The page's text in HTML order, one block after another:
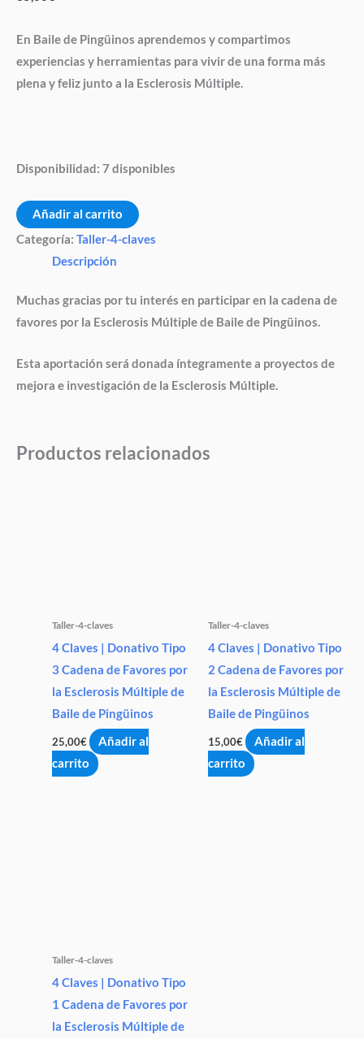
En Baile de Pingüinos aprendemos y compartimos
experiencias y herramientas para vivir de una forma más
plena y feliz junto a la Esclerosis Múltiple.
Disponibilidad: 7 disponibles
Baile
de
Pingüinos
Añadir al carrito
Categoría: Taller-4-claves
Descripción
Muchas gracias por tu interés en participar en la cadena de
favores por la Esclerosis Múltiple de Baile de Pingüinos.
Esta aportación será donada íntegramente a proyectos de
mejora e investigación de la Esclerosis Múltiple.
Productos relacionados
Taller-4-claves
4 Claves | Donativo Tipo
3 Cadena de Favores por
la Esclerosis Múltiple de
Baile de Pingüinos
25,00€
Añadir al
carrito
Taller-4-claves
4 Claves | Donativo Tipo
2 Cadena de Favores por
la Esclerosis Múltiple de
Baile de Pingüinos
15,00€
Añadir al
carrito
Taller-4-claves
4 Claves | Donativo Tipo
1 Cadena de Favores por
la Esclerosis Múltiple de